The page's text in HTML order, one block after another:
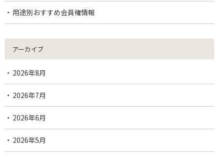
用途別おすすめ会員権情報
アーカイブ
2026年8月
2026年7月
2026年6月
2026年5月